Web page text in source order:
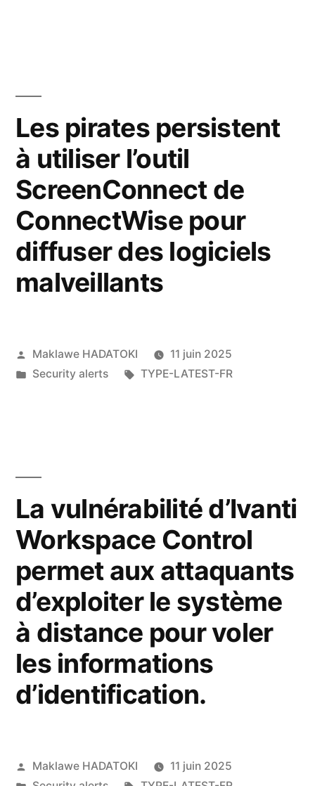
Les pirates persistent
à utiliser l’outil
ScreenConnect de
ConnectWise pour
diffuser des logiciels
malveillants
Maklawe HADATOKI
11 juin 2025
Security alerts
TYPE-LATEST-FR
La vulnérabilité d’Ivanti
Workspace Control
permet aux attaquants
d’exploiter le système
à distance pour voler
les informations
d’identification.
Maklawe HADATOKI
11 juin 2025